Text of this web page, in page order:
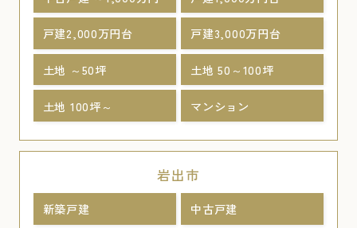
戸建2,000万円台 戸建3,000万円台
土地 ～50坪 土地 50～100坪
土地 100坪～ マンション
岩出市
新築戸建 中古戸建